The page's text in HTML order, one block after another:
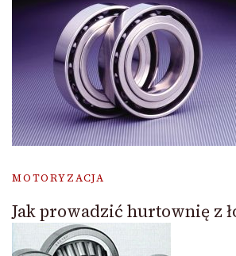
MOTORYZACJA
Jak prowadzić hurtownię z